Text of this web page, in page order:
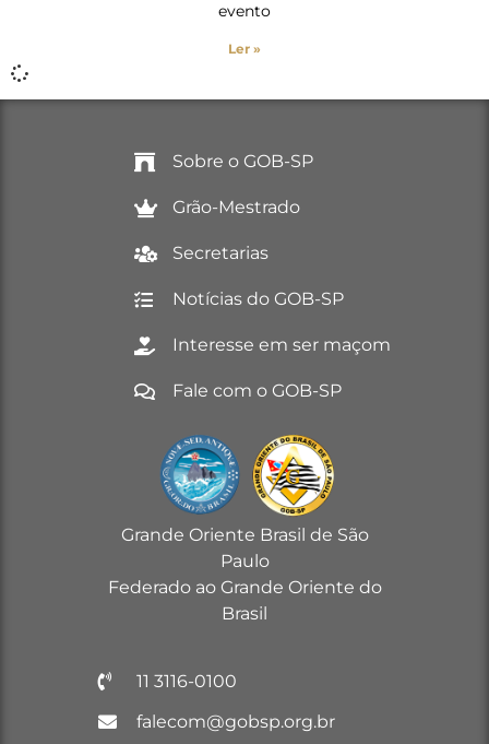
evento
Ler »
Sobre o GOB-SP
Grão-Mestrado
Secretarias
Notícias do GOB-SP
Interesse em ser maçom
Fale com o GOB-SP
Grande Oriente Brasil de São
Paulo
Federado ao Grande Oriente do
Brasil
11 3116-0100
falecom@gobsp.org.br